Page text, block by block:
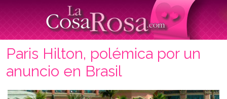
Paris Hilton, polémica por un
anuncio en Brasil